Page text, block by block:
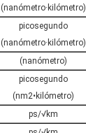
(nanómetro·kilómetro)
picosegundo
(nanómetro·kilómetro)
(nanómetro)
picosegundo
(nm2•kilómetro)
ps/√km